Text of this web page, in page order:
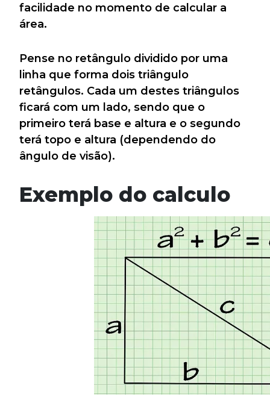
facilidade no momento de calcular a
área.
Pense no retângulo dividido por uma
linha que forma dois triângulo
retângulos. Cada um destes triângulos
ficará com um lado, sendo que o
primeiro terá base e altura e o segundo
terá topo e altura (dependendo do
ângulo de visão).
Exemplo do calculo